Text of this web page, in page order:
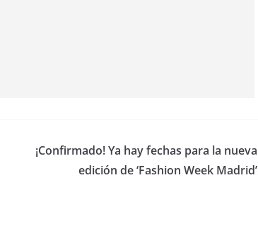
¡Confirmado! Ya hay fechas para la nueva
edición de ‘Fashion Week Madrid’